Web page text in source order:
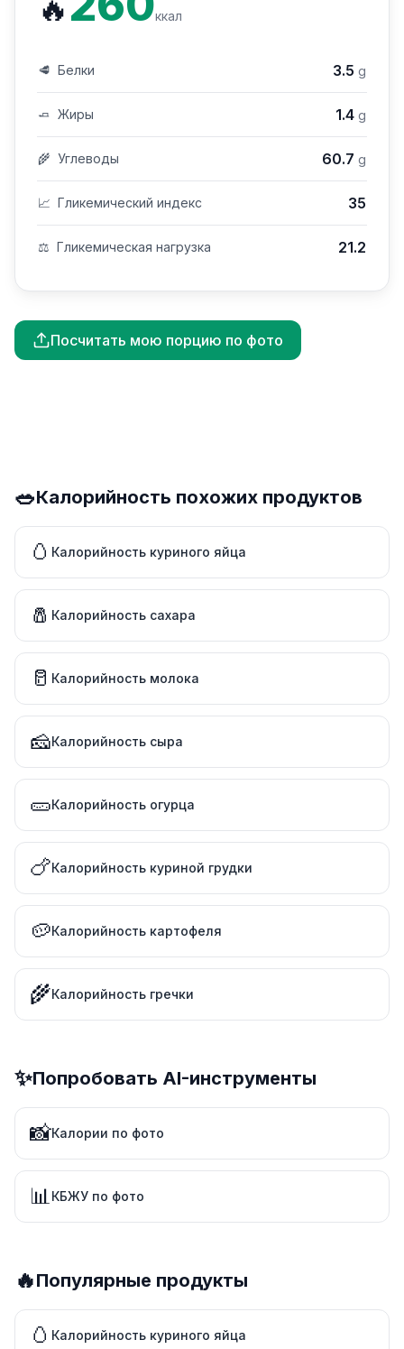
🔥 ккал
🥩 Белки 3.5 g
🧈 Жиры 1.4 g
🌾 Углеводы 60.7 g
📈 Гликемический индекс 35
⚖️ Гликемическая нагрузка 21.2
Посчитать мою порцию по фото
🥗Калорийность похожих продуктов
🥚 Калорийность куриного яйца
🧂 Калорийность сахара
🥛 Калорийность молока
🧀Калорийность сыра
🥒Калорийность огурца
🍗Калорийность куриной грудки
🥔Калорийность картофеля
🌾Калорийность гречки
✨Попробовать AI-инструменты
📸Калории по фото
📊КБЖУ по фото
🔥Популярные продукты
🥚 Калорийность куриного яйца